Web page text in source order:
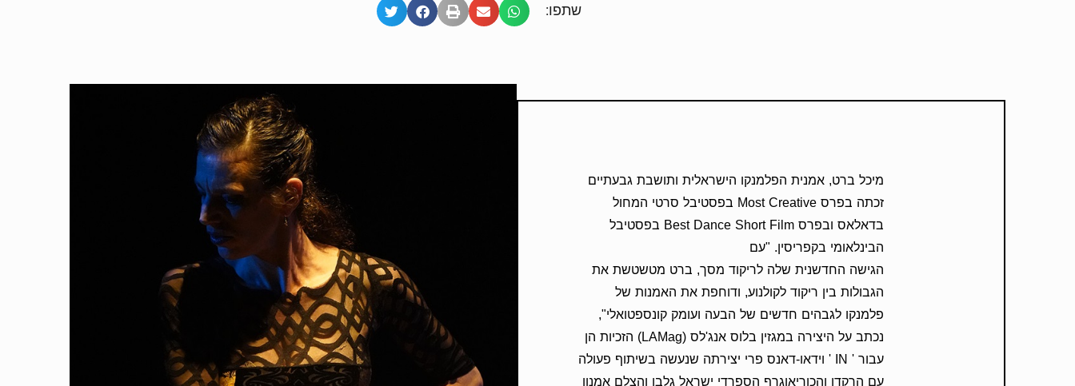
שתפו:
מיכל ברט, אמנית הפלמנקו הישראלית ותושבת גבעתיים
זכתה בפרס Most Creative בפסטיבל סרטי המחול
בדאלאס ובפרס Best Dance Short Film בפסטיבל
הבינלאומי בקפריסין. "עם
הגישה החדשנית שלה לריקוד מסך, ברט מטשטשת את
הגבולות בין ריקוד לקולנוע, ודוחפת את האמנות של
פלמנקו לגבהים חדשים של הבעה ועומק קונספטואלי",
נכתב על היצירה במגזין בלוס אנג'לס (LAMag) הזכיות הן
עבור ' IN ' וידאו-דאנס פרי יצירתה שנעשה בשיתוף פעולה